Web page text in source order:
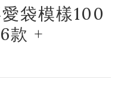
袋模樣100
款 +